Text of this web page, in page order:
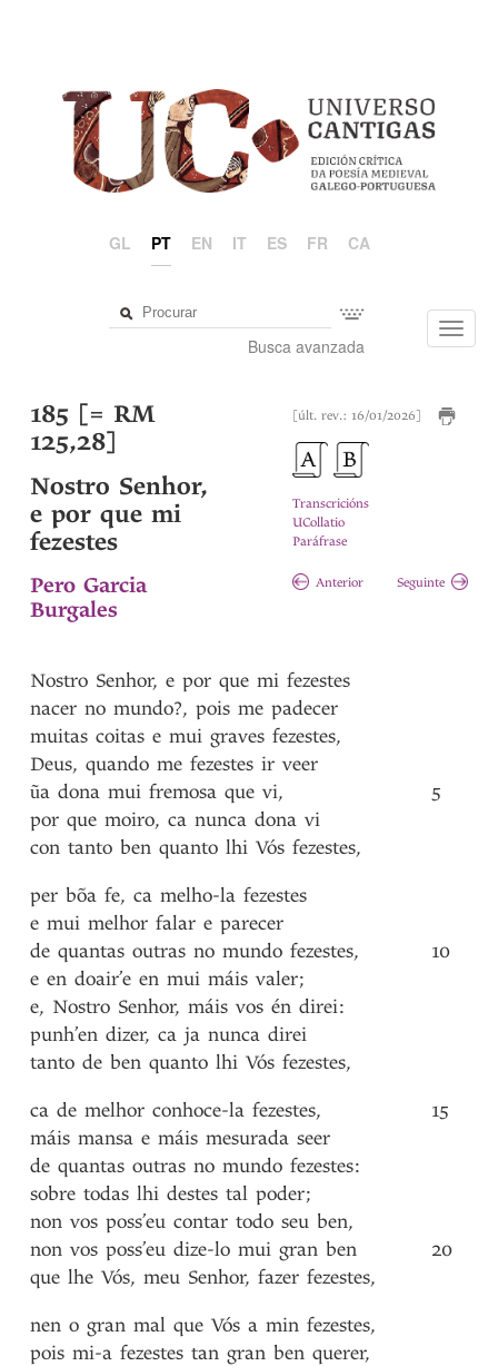
GL PT EN IT ES FR CA
Busca avanzada
[últ. rev.: 16/01/2026]
Transcricións
UCollatio
Paráfrase
Anterior Seguinte
185 [= RM
125,28]
Nostro Senhor,
e por que mi
fezestes
Pero Garcia
Burgales
Nostro Senhor, e por que mi fezestes
nacer no mundo?, pois me padecer
muitas coitas e mui graves fezestes,
Deus, quando me fezestes ir veer
ũa dona mui fremosa que vi,
por que moiro, ca nunca dona vi
con tanto ben quanto lhi Vós fezestes,
per bõa fe, ca melho-la fezestes
e mui melhor falar e parecer
de quantas outras no mundo fezestes,
e en doair’e en mui máis valer;
e, Nostro Senhor, máis vos én direi:
punh’en dizer, ca ja nunca direi
tanto de ben quanto lhi Vós fezestes,
ca de melhor conhoce-la fezestes,
máis mansa e máis mesurada seer
de quantas outras no mundo fezestes:
sobre todas lhi destes tal poder;
non vos poss’eu contar todo seu ben,
non vos poss’eu dize-lo mui gran ben
que lhe Vós, meu Senhor, fazer fezestes,
nen o gran mal que Vós a min fezestes,
pois mi-a fezestes tan gran ben querer,
5
10
15
20